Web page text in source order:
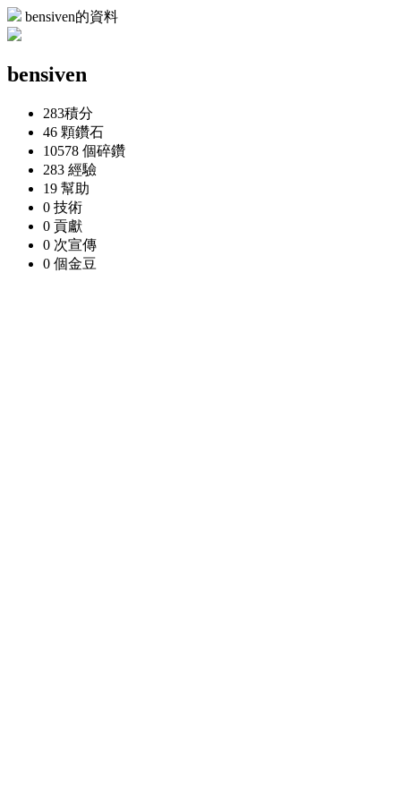
bensiven的資料
bensiven
283積分
46 顆鑽石
10578 個碎鑽
283 經驗
19 幫助
0 技術
0 貢獻
0 次宣傳
0 個金豆